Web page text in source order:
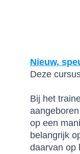
Nieuw,
Deze
Bij het
op een
belangrijk
daarvan op